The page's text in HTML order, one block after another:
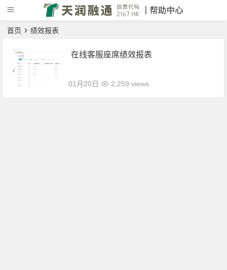
首页 绩效报表
在线客服座席绩效报表
01月20日 2,259 views